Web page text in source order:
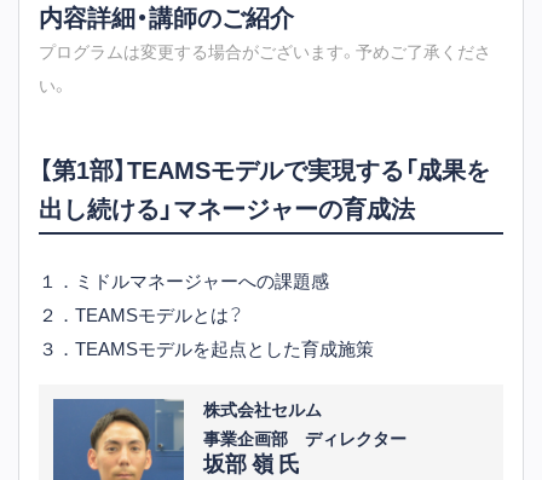
内容詳細・講師のご紹介
プログラムは変更する場合がございます。予めご了承くださ
い。
【第1部】TEAMSモデルで実現する「成果を
出し続ける」マネージャーの育成法
１．ミドルマネージャーへの課題感
２．TEAMSモデルとは？
３．TEAMSモデルを起点とした育成施策
株式会社セルム
事業企画部 ディレクター
坂部 嶺 氏